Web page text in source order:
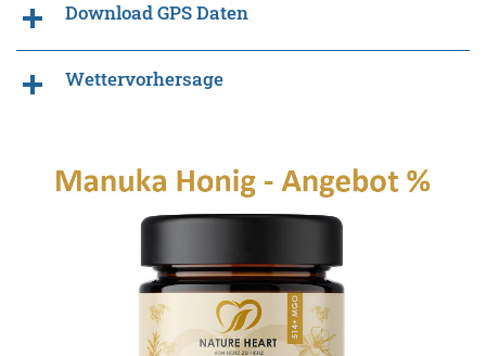
Download GPS Daten
Wettervorhersage